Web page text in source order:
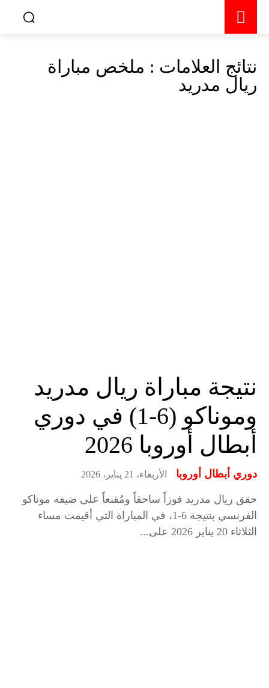
نتائج العلامات : ملخص مباراة
ريال مدريد
نتيجة مباراة ريال مدريد
وموناكو (6-1) في دوري
أبطال أوروبا 2026
دوري أبطال أوروبا الأربعاء، 21 يناير، 2026
حقق ريال مدريد فوزاً ساحقاً ومُقنعاً على ضيفه موناكو
الفرنسي بنتيجة 6-1، في المباراة التي أقيمت مساء
الثلاثاء 20 يناير 2026 على...